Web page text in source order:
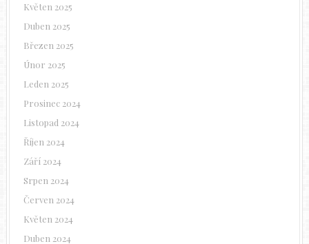
Květen 2025
Duben 2025
Březen 2025
Únor 2025
Leden 2025
Prosinec 2024
Listopad 2024
Říjen 2024
Září 2024
Srpen 2024
Červen 2024
Květen 2024
Duben 2024